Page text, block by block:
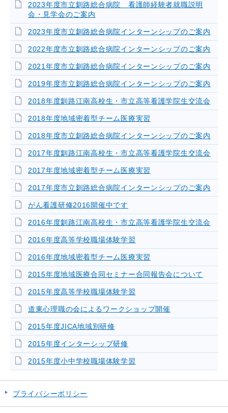
2023年度市立釧路総合病院 看護師経験者就職説明
会・見学会のご案内
2023年度市立釧路総合病院インターンシップのご案内
2022年度市立釧路総合病院インターンシップのご案内
2021年度市立釧路総合病院インターンシップのご案内
2019年度市立釧路総合病院インターンシップのご案内
2018年度釧路江南高校生・市立高等看護学院生交流会
2018年度地域密着型チーム医療実習
2018年度市立釧路総合病院インターンシップのご案内
2017年度釧路江南高校生・市立高等看護学院生交流会
2017年度地域密着型チーム医療実習
2017年度市立釧路総合病院インターンシップのご案内
がん看護研修2016開催中です
2016年度釧路江南高校生・市立高等看護学院生交流会
2016年度高等学校職場体験学習
2016年度地域密着型チーム医療実習
2015年度地域医療合同セミナー合同報告会について
2015年度高等学校職場体験学習
道東心理職の会によるワークショップ開催
2015年度JICA地域別研修
2015年度インターシップ研修
2015年度小中学校職場体験学習
プライバシーポリシー